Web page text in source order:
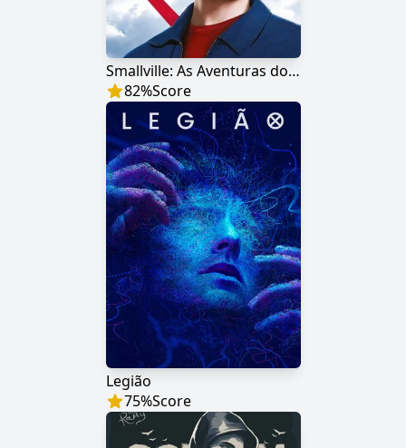
Smallville: As Aventuras do Superboy
82%Score
Legião
75%Score